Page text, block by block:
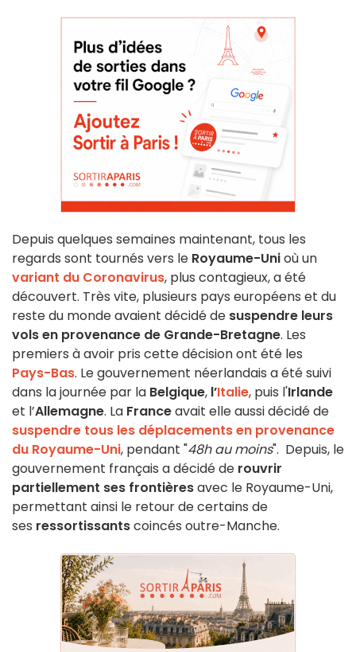
Depuis quelques semaines maintenant, tous les
regards sont tournés vers le Royaume-Unioù un
variant du Coronavirus, plus contagieux, a été
découvert. Très vite, plusieurs pays européens et du
reste du monde avaient décidé de suspendre leurs
vols en provenance de Grande-Bretagne. Les
premiers à avoir pris cette décision ont été les
Pays-Bas. Le gouvernement néerlandais a été suivi
dans la journée par la Belgique, l’Italie, puis l'Irlande
et l’Allemagne. La Franceavait elle aussi décidé de
suspendre tous les déplacements en provenance
du Royaume-Uni, pendant "48h au moins". Depuis, le
gouvernement français a décidé de rouvrir
partiellement ses frontièresavec le Royaume-Uni,
permettant ainsi le retour de certains de
ses ressortissantscoincés outre-Manche.